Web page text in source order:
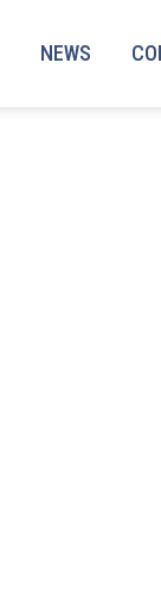
NEWS